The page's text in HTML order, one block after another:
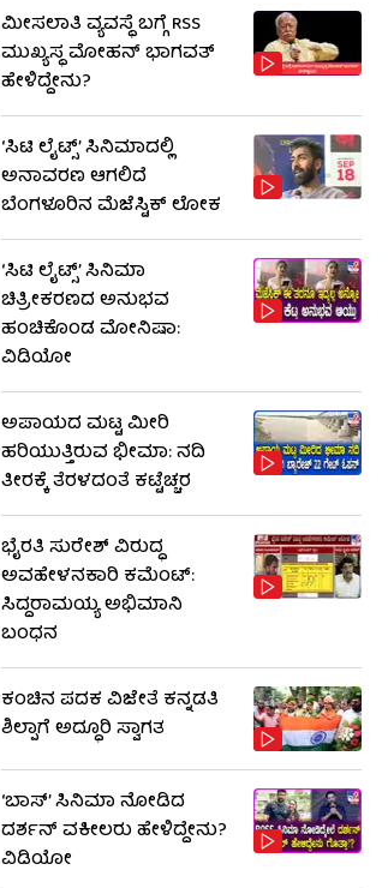
ಮೀಸಲಾತಿ ವ್ಯವಸ್ಥೆ ಬಗ್ಗೆ RSS​
ಮುಖ್ಯಸ್ಥ ಮೋಹನ್ ಭಾಗವತ್
ಹೇಳಿದ್ದೇನು?
‘ಸಿಟಿ ಲೈಟ್ಸ್’ ಸಿನಿಮಾದಲ್ಲಿ
ಅನಾವರಣ ಆಗಲಿದೆ
ಬೆಂಗಳೂರಿನ ಮೆಜೆಸ್ಟಿಕ್ ಲೋಕ
‘ಸಿಟಿ ಲೈಟ್ಸ್’ ಸಿನಿಮಾ
ಚಿತ್ರೀಕರಣದ ಅನುಭವ
ಹಂಚಿಕೊಂಡ ಮೋನಿಷಾ:
ವಿಡಿಯೋ
ಅಪಾಯದ ಮಟ್ಟ ಮೀರಿ
ಹರಿಯುತ್ತಿರುವ ಭೀಮಾ: ನದಿ
ತೀರಕ್ಕೆ ತೆರಳದಂತೆ ಕಟ್ಟೆಚ್ಚರ
ಭೈರತಿ ಸುರೇಶ್ ವಿರುದ್ಧ
ಅವಹೇಳನಕಾರಿ ಕಮೆಂಟ್:
ಸಿದ್ದರಾಮಯ್ಯ ಅಭಿಮಾನಿ
ಬಂಧನ
ಕಂಚಿನ ಪದಕ ವಿಜೇತೆ ಕನ್ನಡತಿ
ಶಿಲ್ಪಾಗೆ ಅದ್ಧೂರಿ ಸ್ವಾಗತ
‘ಬಾಸ್’ ಸಿನಿಮಾ ನೋಡಿದ
ದರ್ಶನ್ ವಕೀಲರು ಹೇಳಿದ್ದೇನು?
ವಿಡಿಯೋ